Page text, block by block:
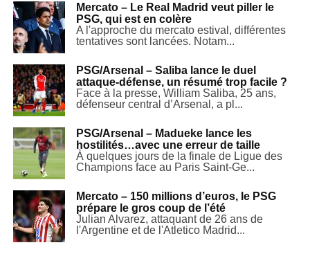
Mercato – Le Real Madrid veut piller le
PSG, qui est en colère
A l'approche du mercato estival, différentes
tentatives sont lancées. Notam...
PSG/Arsenal – Saliba lance le duel
attaque-défense, un résumé trop facile ?
Face à la presse, William Saliba, 25 ans,
défenseur central d’Arsenal, a pl...
PSG/Arsenal – Madueke lance les
hostilités…avec une erreur de taille
À quelques jours de la finale de Ligue des
Champions face au Paris Saint-Ge...
Mercato – 150 millions d’euros, le PSG
prépare le gros coup de l’été
Julian Alvarez, attaquant de 26 ans de
l'Argentine et de l'Atletico Madrid...